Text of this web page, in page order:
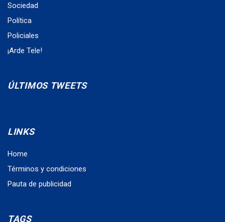
Sociedad
Política
Policiales
¡Arde Tele!
ÚLTIMOS TWEETS
LINKS
Home
Términos y condiciones
Pauta de publicidad
TAGS